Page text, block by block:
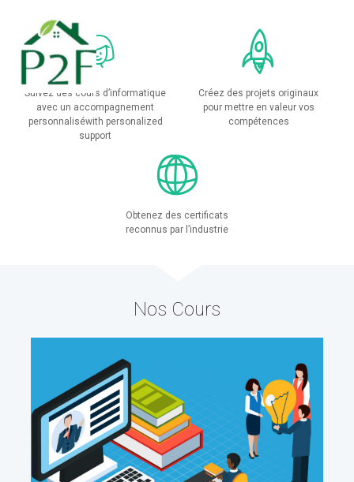
Suivez des cours d’informatique
avec un accompagnement
personnaliséwith personalized
support
Créez des projets originaux
pour mettre en valeur vos
compétences
Obtenez des certificats
reconnus par l’industrie
Nos Cours